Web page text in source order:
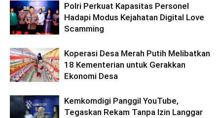
Polri Perkuat Kapasitas Personel
Hadapi Modus Kejahatan Digital Love
Scamming
Koperasi Desa Merah Putih Melibatkan
18 Kementerian untuk Gerakkan
Ekonomi Desa
Kemkomdigi Panggil YouTube,
Tegaskan Rekam Tanpa Izin Langgar